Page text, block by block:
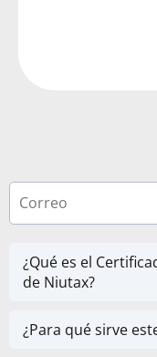
¿Qué es el
de Niutax?
cumple con
Chile,
¿Para qué sirve